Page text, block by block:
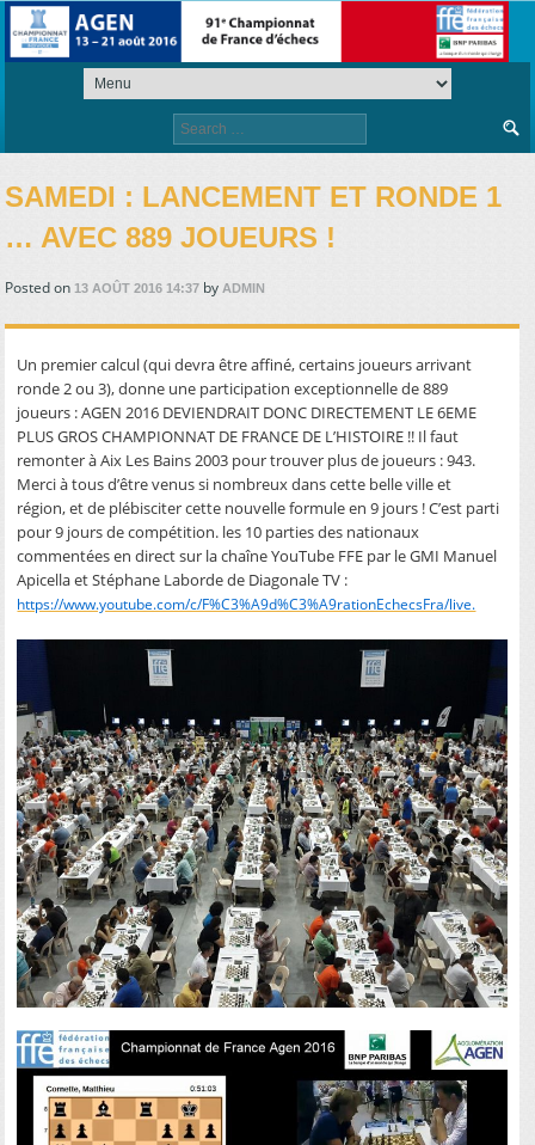
Search
for:
SAMEDI : LANCEMENT ET RONDE 1
… AVEC 889 JOUEURS !
Posted on13 AOÛT 2016 14:37 byADMIN
Un premier calcul (qui devra être affiné, certains joueurs arrivant
ronde 2 ou 3), donne une participation exceptionnelle de 889
joueurs : AGEN 2016 DEVIENDRAIT DONC DIRECTEMENT LE 6EME
PLUS GROS CHAMPIONNAT DE FRANCE DE L’HISTOIRE !! Il faut
remonter à Aix Les Bains 2003 pour trouver plus de joueurs : 943.
Merci à tous d’être venus si nombreux dans cette belle ville et
région, et de plébisciter cette nouvelle formule en 9 jours ! C’est parti
pour 9 jours de compétition. les 10 parties des nationaux
commentées en direct sur la chaîne YouTube FFE par le GMI Manuel
Apicella et Stéphane Laborde de Diagonale TV :
https://www.youtube.com/c/F%C3%A9d%C3%A9rationEchecsFra/live.